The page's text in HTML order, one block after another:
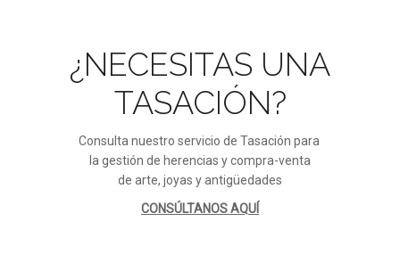
¿NECESITAS UNA
TASACIÓN?
Consulta nuestro servicio de Tasación para
la gestión de herencias y compra-venta
de arte, joyas y antigüedades
CONSÚLTANOS AQUÍ